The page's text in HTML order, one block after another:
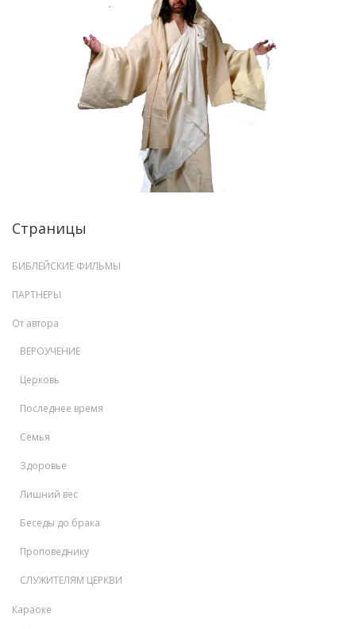
Страницы
БИБЛЕЙСКИЕ ФИЛЬМЫ
ПАРТНЕРЫ
От автора
ВЕРОУЧЕНИЕ
Церковь
Последнее время
Семья
Здоровье
Лишний вес
Беседы до брака
Проповеднику
СЛУЖИТЕЛЯМ ЦЕРКВИ
Караоке